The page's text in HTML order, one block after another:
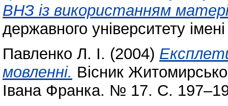
ВНЗ із використанням
державного університету
Павленко Л. І. (2004)
мовленні. Вісник
Івана Франка. № 17. С.